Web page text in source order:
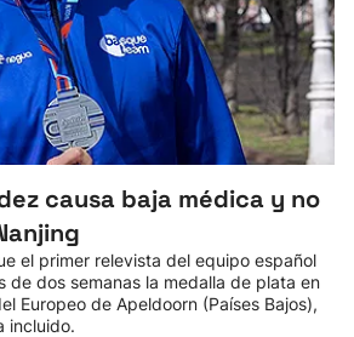
causa baja médica y no
el primer relevista del equipo español
de dos semanas la medalla de plata en
Europeo de Apeldoorn (Países Bajos),
incluido.